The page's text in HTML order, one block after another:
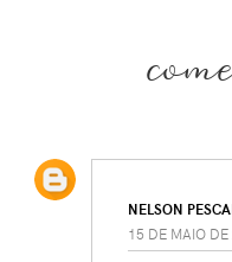
NELSON
15 DE MAIO